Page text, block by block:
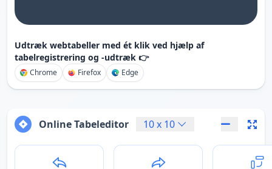
Udtræk webtabeller med ét klik ved hjælp af
tabelregistrering og -udtræk 👉
Chrome Firefox Edge
Online Tabeleditor 10x 10